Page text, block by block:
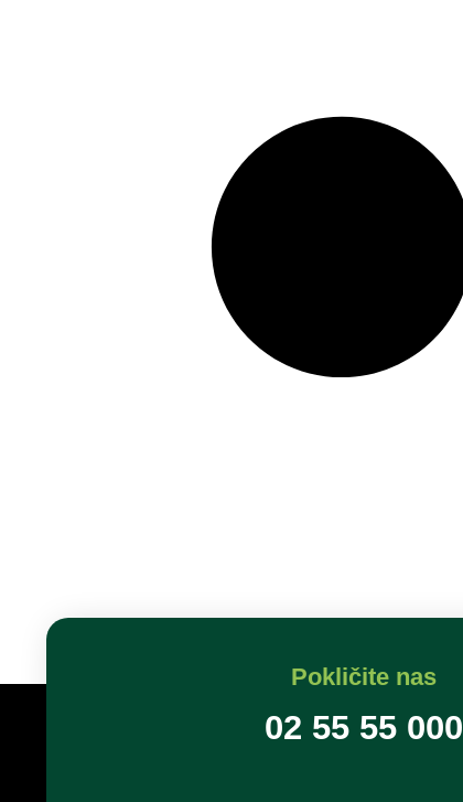
Pokličite nas
02 55 55 000